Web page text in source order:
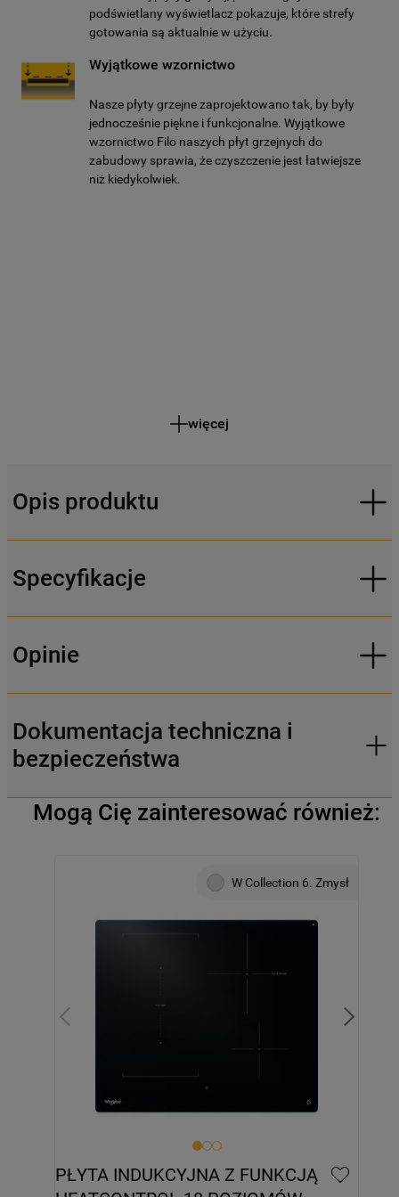
podświetlany wyświetlacz pokazuje, które strefy
gotowania są aktualnie w użyciu.
Wyjątkowe wzornictwo
Nasze płyty grzejne zaprojektowano tak, by były
jednocześnie piękne i funkcjonalne. Wyjątkowe
wzornictwo Filo naszych płyt grzejnych do
zabudowy sprawia, że czyszczenie jest łatwiejsze
niż kiedykolwiek.
więcej
Opis produktu
Specyfikacje
Opinie
Dokumentacja techniczna i
bezpieczeństwa
Mogą Cię zainteresować również:
W Collection 6. Zmysł
PŁYTA INDUKCYJNA Z FUNKCJĄ